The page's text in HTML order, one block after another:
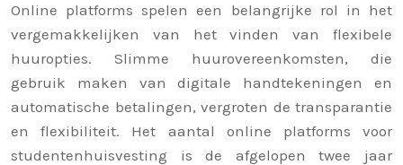
Online platforms spelen een belangrijke rol in het
vergemakkelijken van het vinden van flexibele
huuropties. Slimme huurovereenkomsten, die
gebruik maken van digitale handtekeningen en
automatische betalingen, vergroten de transparantie
en flexibiliteit. Het aantal online platforms voor
studentenhuisvesting is de afgelopen twee jaar